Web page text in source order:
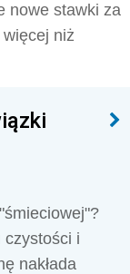
nowe stawki za
niż
czystości i
nakłada